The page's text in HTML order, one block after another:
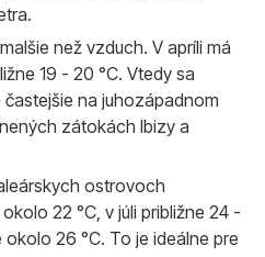
než vzduch. V apríli má
19 - 20 °C. Vtedy sa
na juhozápadnom
zátokách Ibizy a
ostrovoch
22 °C, v júli približne 24 -
okolo 26 °C. To je ideálne pre